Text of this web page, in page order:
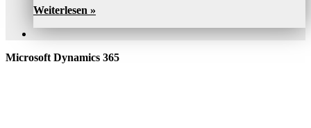
Weiterlesen »
Microsoft Dynamics 365